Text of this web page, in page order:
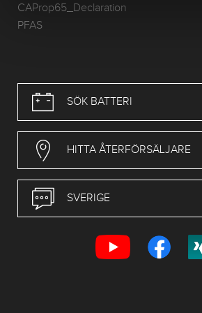
CAProp65_Declaration
PFAS
SÖK BATTERI
HITTA ÅTERFÖRSÄLJARE
SVERIGE